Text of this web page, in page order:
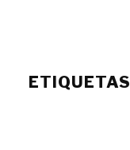
ETIQUETAS